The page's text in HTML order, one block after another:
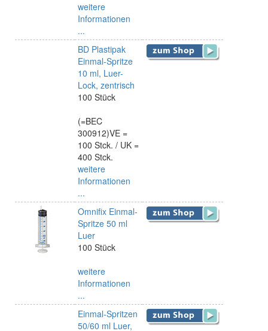
weitere
Informationen
...
BD Plastipak
Einmal-Spritze
10 ml, Luer-
Lock, zentrisch
100 Stück
(=BEC
300912)VE =
100 Stck. / UK =
400 Stck.
weitere
Informationen
...
Omnifix Einmal-
Spritze 50 ml
Luer
100 Stück
weitere
Informationen
...
Einmal-Spritzen
50/60 ml Luer,